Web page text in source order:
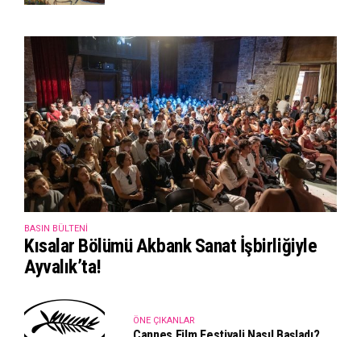
BASIN BÜLTENI
Kısalar Bölümü Akbank Sanat İşbirliğiyle
Ayvalık’ta!
ÖNE ÇIKANLAR